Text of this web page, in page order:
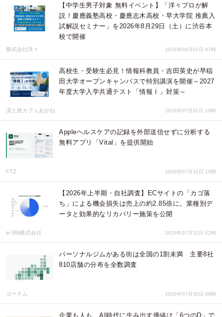
【中学生男子対象 無料イベント】「洋々プロが解
説！慶應義塾高校・慶應志木高校・早大学院 推薦入
試解説セミナー」を2026年8月29日（土）に渋谷本
校で開催
株式会社洋々 2026年08月01日 07時
高校生・受験生必見！情報科教員・吉田英史が早稲
田大学オープンキャンパスで特別講演を開催～2027
年度大学入学共通テスト「情報Ⅰ」対策～
涙と旅カフェあかね 2026年07月31日 19時
Appleヘルスケアの記録を外部送信せずに分析する
無料アプリ「Vital」を提供開始
FTZ 2026年07月31日 10時
【2026年上半期・自社調査】ECサイトの「カゴ落
ち」による機会損失は売上の約2.85倍に。業種別デ
ータと効果的なリカバリー施策を公開
e-365株式会社 2026年07月31日 02時
パーソナルジムがある街は全国の1割未満 主要8社
810店舗の分布を全数調査
コーチム 2026年07月30日 06時
企業も人も、AI時代に生み出す価値は「6つのD」で